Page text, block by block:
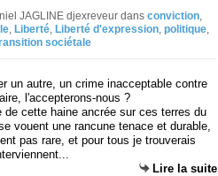
JAGLINE djexreveur dans conviction,
, Liberté, Liberté d'expression, politique,
sociétale
cette haine ancrée sur ces terres du
vouent une rancune tenace et durable,
pas rare, et pour tous je trouverais
Lire la suite